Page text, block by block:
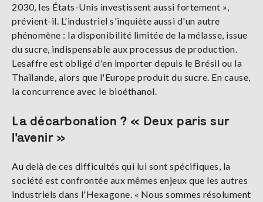
2030, les États-Unis investissent aussi fortement »,
prévient-il. L'industriel s'inquiète aussi d'un autre
phénomène : la disponibilité limitée de la mélasse, issue
du sucre, indispensable aux processus de production.
Lesaffre est obligé d'en importer depuis le Brésil ou la
Thaïlande, alors que l'Europe produit du sucre. En cause,
la concurrence avec le bioéthanol.
La décarbonation ? « Deux paris sur
l'avenir »
Au delà de ces difficultés qui lui sont spécifiques, la
société est confrontée aux mêmes enjeux que les autres
industriels dans l'Hexagone. « Nous sommes résolument